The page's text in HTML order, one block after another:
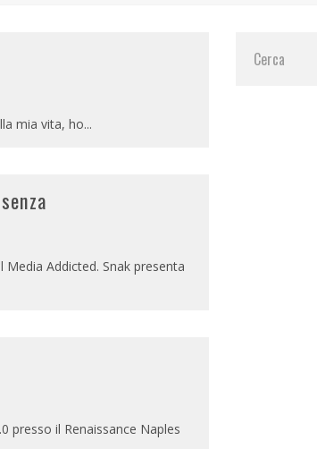
mia vita, ho...
Addicted. Snak presenta
presso il Renaissance Naples